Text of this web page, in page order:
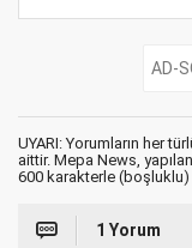
UYARI: Yorumların her
aittir. Mepa News,
600 karakterle (boşluklu)
1 Yorum